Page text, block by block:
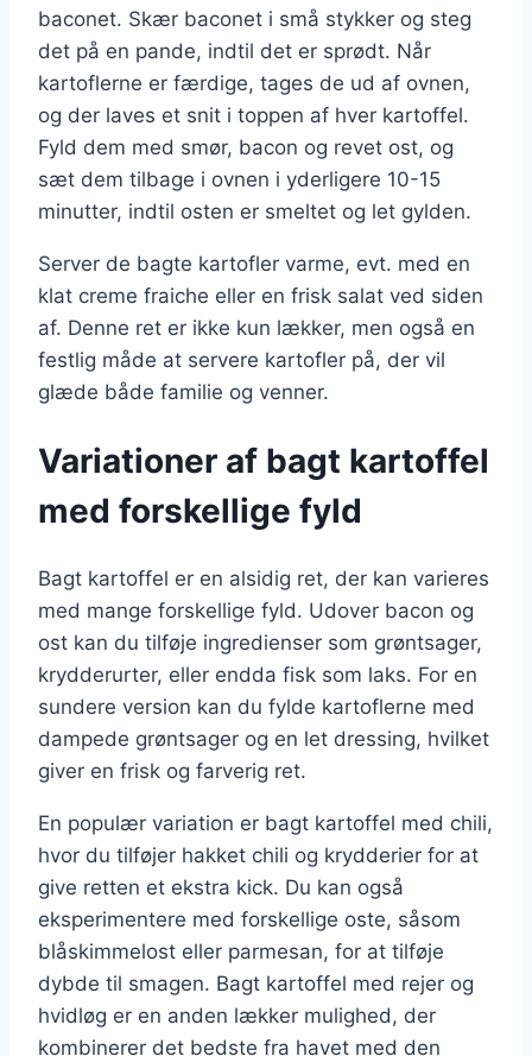
baconet. Skær baconet i små stykker og steg
det på en pande, indtil det er sprødt. Når
kartoflerne er færdige, tages de ud af ovnen,
og der laves et snit i toppen af hver kartoffel.
Fyld dem med smør, bacon og revet ost, og
sæt dem tilbage i ovnen i yderligere 10-15
minutter, indtil osten er smeltet og let gylden.
Server de bagte kartofler varme, evt. med en
klat creme fraiche eller en frisk salat ved siden
af. Denne ret er ikke kun lækker, men også en
festlig måde at servere kartofler på, der vil
glæde både familie og venner.
Variationer af bagt kartoffel
med forskellige fyld
Bagt kartoffel er en alsidig ret, der kan varieres
med mange forskellige fyld. Udover bacon og
ost kan du tilføje ingredienser som grøntsager,
krydderurter, eller endda fisk som laks. For en
sundere version kan du fylde kartoflerne med
dampede grøntsager og en let dressing, hvilket
giver en frisk og farverig ret.
En populær variation er bagt kartoffel med chili,
hvor du tilføjer hakket chili og krydderier for at
give retten et ekstra kick. Du kan også
eksperimentere med forskellige oste, såsom
blåskimmelost eller parmesan, for at tilføje
dybde til smagen. Bagt kartoffel med rejer og
hvidløg er en anden lækker mulighed, der
kombinerer det bedste fra havet med den